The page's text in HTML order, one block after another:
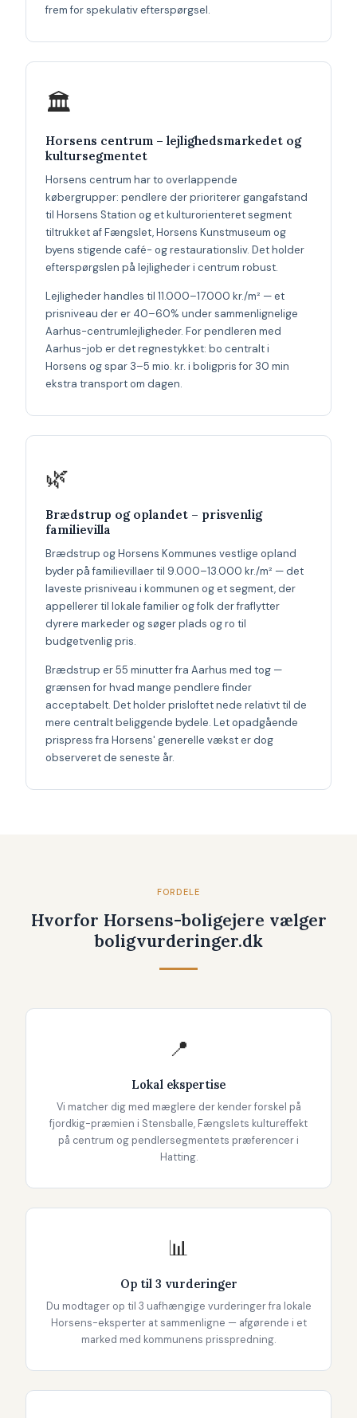
frem for spekulativ efterspørgsel.
🏛
Horsens centrum – lejlighedsmarkedet og
kultursegmentet
Horsens centrum har to overlappende
købergrupper: pendlere der prioriterer gangafstand
til Horsens Station og et kulturorienteret segment
tiltrukket af Fængslet, Horsens Kunstmuseum og
byens stigende café- og restaurationsliv. Det holder
efterspørgslen på lejligheder i centrum robust.
Lejligheder handles til 11.000–17.000 kr./m² — et
prisniveau der er 40–60% under sammenlignelige
Aarhus-centrumlejligheder. For pendleren med
Aarhus-job er det regnestykket: bo centralt i
Horsens og spar 3–5 mio. kr. i boligpris for 30 min
ekstra transport om dagen.
🌿
Brædstrup og oplandet – prisvenlig
familievilla
Brædstrup og Horsens Kommunes vestlige opland
byder på familievillaer til 9.000–13.000 kr./m² — det
laveste prisniveau i kommunen og et segment, der
appellerer til lokale familier og folk der fraflytter
dyrere markeder og søger plads og ro til
budgetvenlig pris.
Brædstrup er 55 minutter fra Aarhus med tog —
grænsen for hvad mange pendlere finder
acceptabelt. Det holder prisloftet nede relativt til de
mere centralt beliggende bydele. Let opadgående
prispress fra Horsens' generelle vækst er dog
observeret de seneste år.
FORDELE
Hvorfor Horsens-boligejere vælger
boligvurderinger.dk
📍
Lokal ekspertise
Vi matcher dig med mæglere der kender forskel på
fjordkig-præmien i Stensballe, Fængslets kultureffekt
på centrum og pendlersegmentets præferencer i
Hatting.
📊
Op til 3 vurderinger
Du modtager op til 3 uafhængige vurderinger fra lokale
Horsens-eksperter at sammenligne — afgørende i et
marked med kommunens prisspredning.